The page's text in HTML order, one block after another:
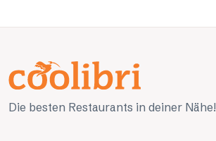
Die besten Restaurants in deiner Nähe!